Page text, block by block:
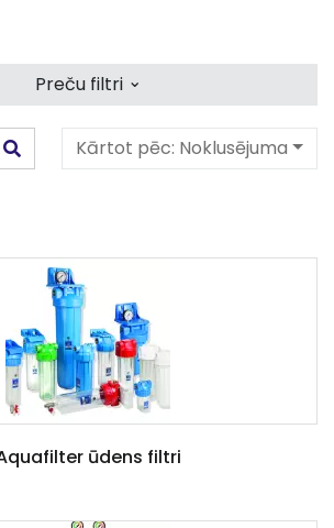
Preču filtri ⌄
Kārtot pēc: Noklusējuma
ūdens filtri